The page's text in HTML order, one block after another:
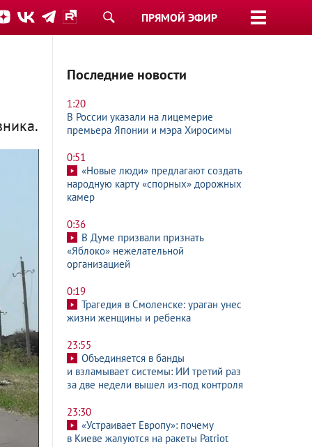
ПРЯМОЙ ЭФИР
Последние новости
1:20
В России указали на лицемерие
премьера Японии и мэра Хиросимы
0:51
«Новые люди» предлагают создать
народную карту «спорных» дорожных
камер
0:36
В Думе призвали признать
«Яблоко» нежелательной
организацией
0:19
Трагедия в Смоленске: ураган унес
жизни женщины и ребенка
23:55
Объединяется в банды
и взламывает системы: ИИ третий раз
за две недели вышел из-под контроля
23:30
«Устраивает Европу»: почему
в Киеве жалуются на ракеты Patriot